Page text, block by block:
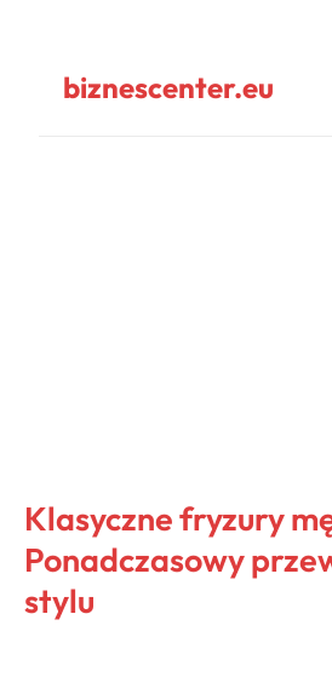
biznescenter.eu
Klasyczne fryzury
Ponadczasowy
stylu